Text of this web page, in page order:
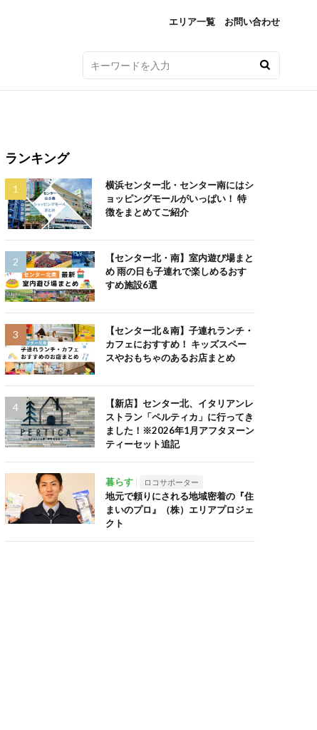
エリア一覧 お問い合わせ
ランキング
横浜センター北・センター南にはシ
ョッピングモールがいっぱい！ 特
徴をまとめてご紹介
【センター北・南】室内遊び場まと
め 雨の日も子連れで楽しめるおす
すめ施設6選
【センター北＆南】子連れランチ・
カフェにおすすめ！ キッズスペー
スやおもちゃのあるお店まとめ
【新店】センター北、イタリアンレ
ストラン「ペルティカ」に行ってき
ました！※2026年1月アフタヌーン
ティーセット追記
暮らす ロコサポーター
地元で頼りにされる地域密着の『住
まいのプロ』（株）エリアプロジェ
クト